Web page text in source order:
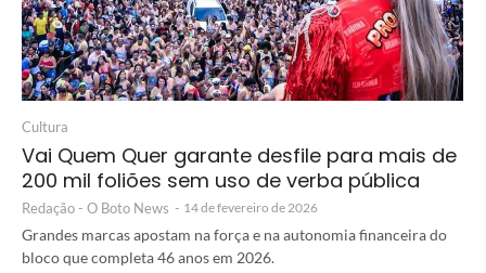
Cultura
Vai Quem Quer garante desfile para mais de
200 mil foliões sem uso de verba pública
Redação - O Boto News - 14 de fevereiro de 2026
Grandes marcas apostam na força e na autonomia financeira do
bloco que completa 46 anos em 2026.